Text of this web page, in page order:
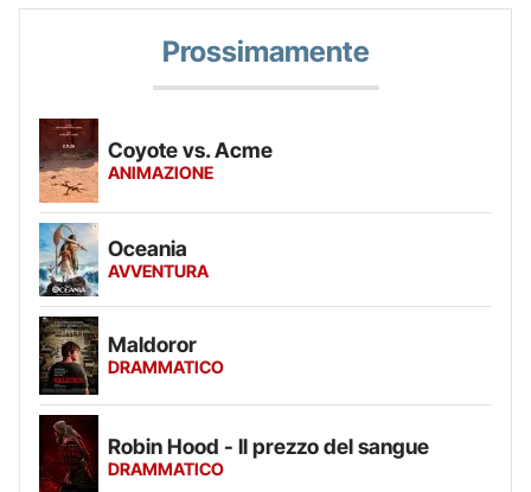
Prossimamente
Coyote vs. Acme
ANIMAZIONE
Oceania
AVVENTURA
Maldoror
DRAMMATICO
Robin Hood - Il prezzo del sangue
DRAMMATICO